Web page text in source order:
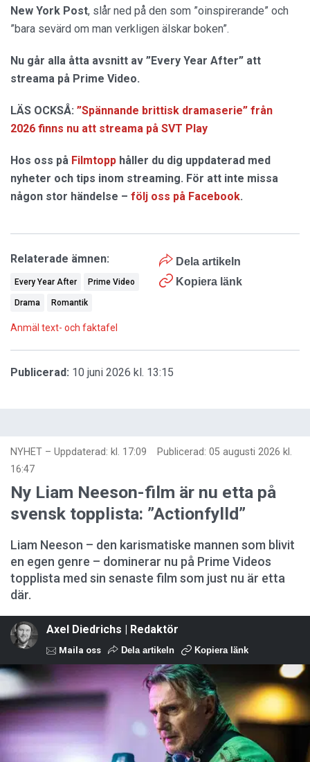
New York Post, slår ned på den som ”oinspirerande” och
”bara sevärd om man verkligen älskar boken”.
Nu går alla åtta avsnitt av ”Every Year After” att
streama på Prime Video.
LÄS OCKSÅ: ”Spännande brittisk dramaserie” från
2026 finns nu att streama på SVT Play
Hos oss på Filmtopp håller du dig uppdaterad med
nyheter och tips inom streaming. För att inte missa
någon stor händelse – följ oss på Facebook.
Dela artikeln
Kopiera länk
Relaterade ämnen:
Every Year After Prime Video
Drama Romantik
Anmäl text- och faktafel
Publicerad: 10 juni 2026 kl. 13:15
NYHET – Uppdaterad: kl. 17:09 Publicerad: 05 augusti 2026 kl.
16:47
Ny Liam Neeson-film är nu etta på
svensk topplista: ”Actionfylld”
Liam Neeson – den karismatiske mannen som blivit
en egen genre – dominerar nu på Prime Videos
topplista med sin senaste film som just nu är etta
där.
Axel Diedrichs | Redaktör
Maila oss Dela artikeln Kopiera länk